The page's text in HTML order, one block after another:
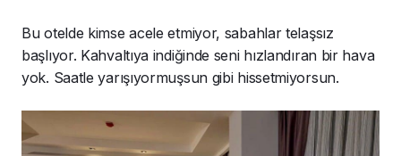
Bu otelde kimse acele etmiyor, sabahlar telaşsız
başlıyor. Kahvaltıya indiğinde seni hızlandıran bir hava
yok. Saatle yarışıyormuşsun gibi hissetmiyorsun.